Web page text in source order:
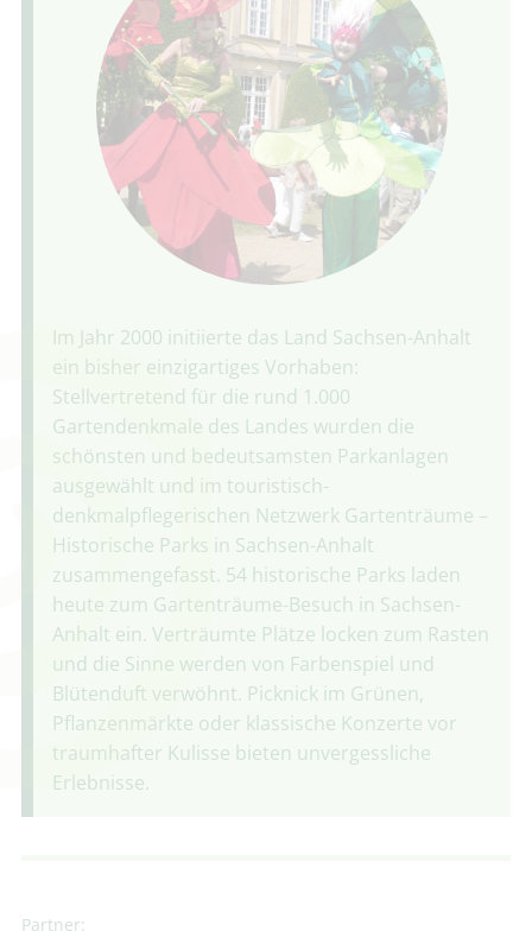
Im Jahr 2000 initiierte das Land Sachsen-Anhalt
ein bisher einzigartiges Vorhaben:
Stellvertretend für die rund 1.000
Gartendenkmale des Landes wurden die
schönsten und bedeutsamsten Parkanlagen
ausgewählt und im touristisch-
denkmalpflegerischen Netzwerk Gartenträume –
Historische Parks in Sachsen-Anhalt
zusammengefasst. 54 historische Parks laden
heute zum Gartenträume-Besuch in Sachsen-
Anhalt ein. Verträumte Plätze locken zum Rasten
und die Sinne werden von Farbenspiel und
Blütenduft verwöhnt. Picknick im Grünen,
Pflanzenmärkte oder klassische Konzerte vor
traumhafter Kulisse bieten unvergessliche
Erlebnisse.
Partner: